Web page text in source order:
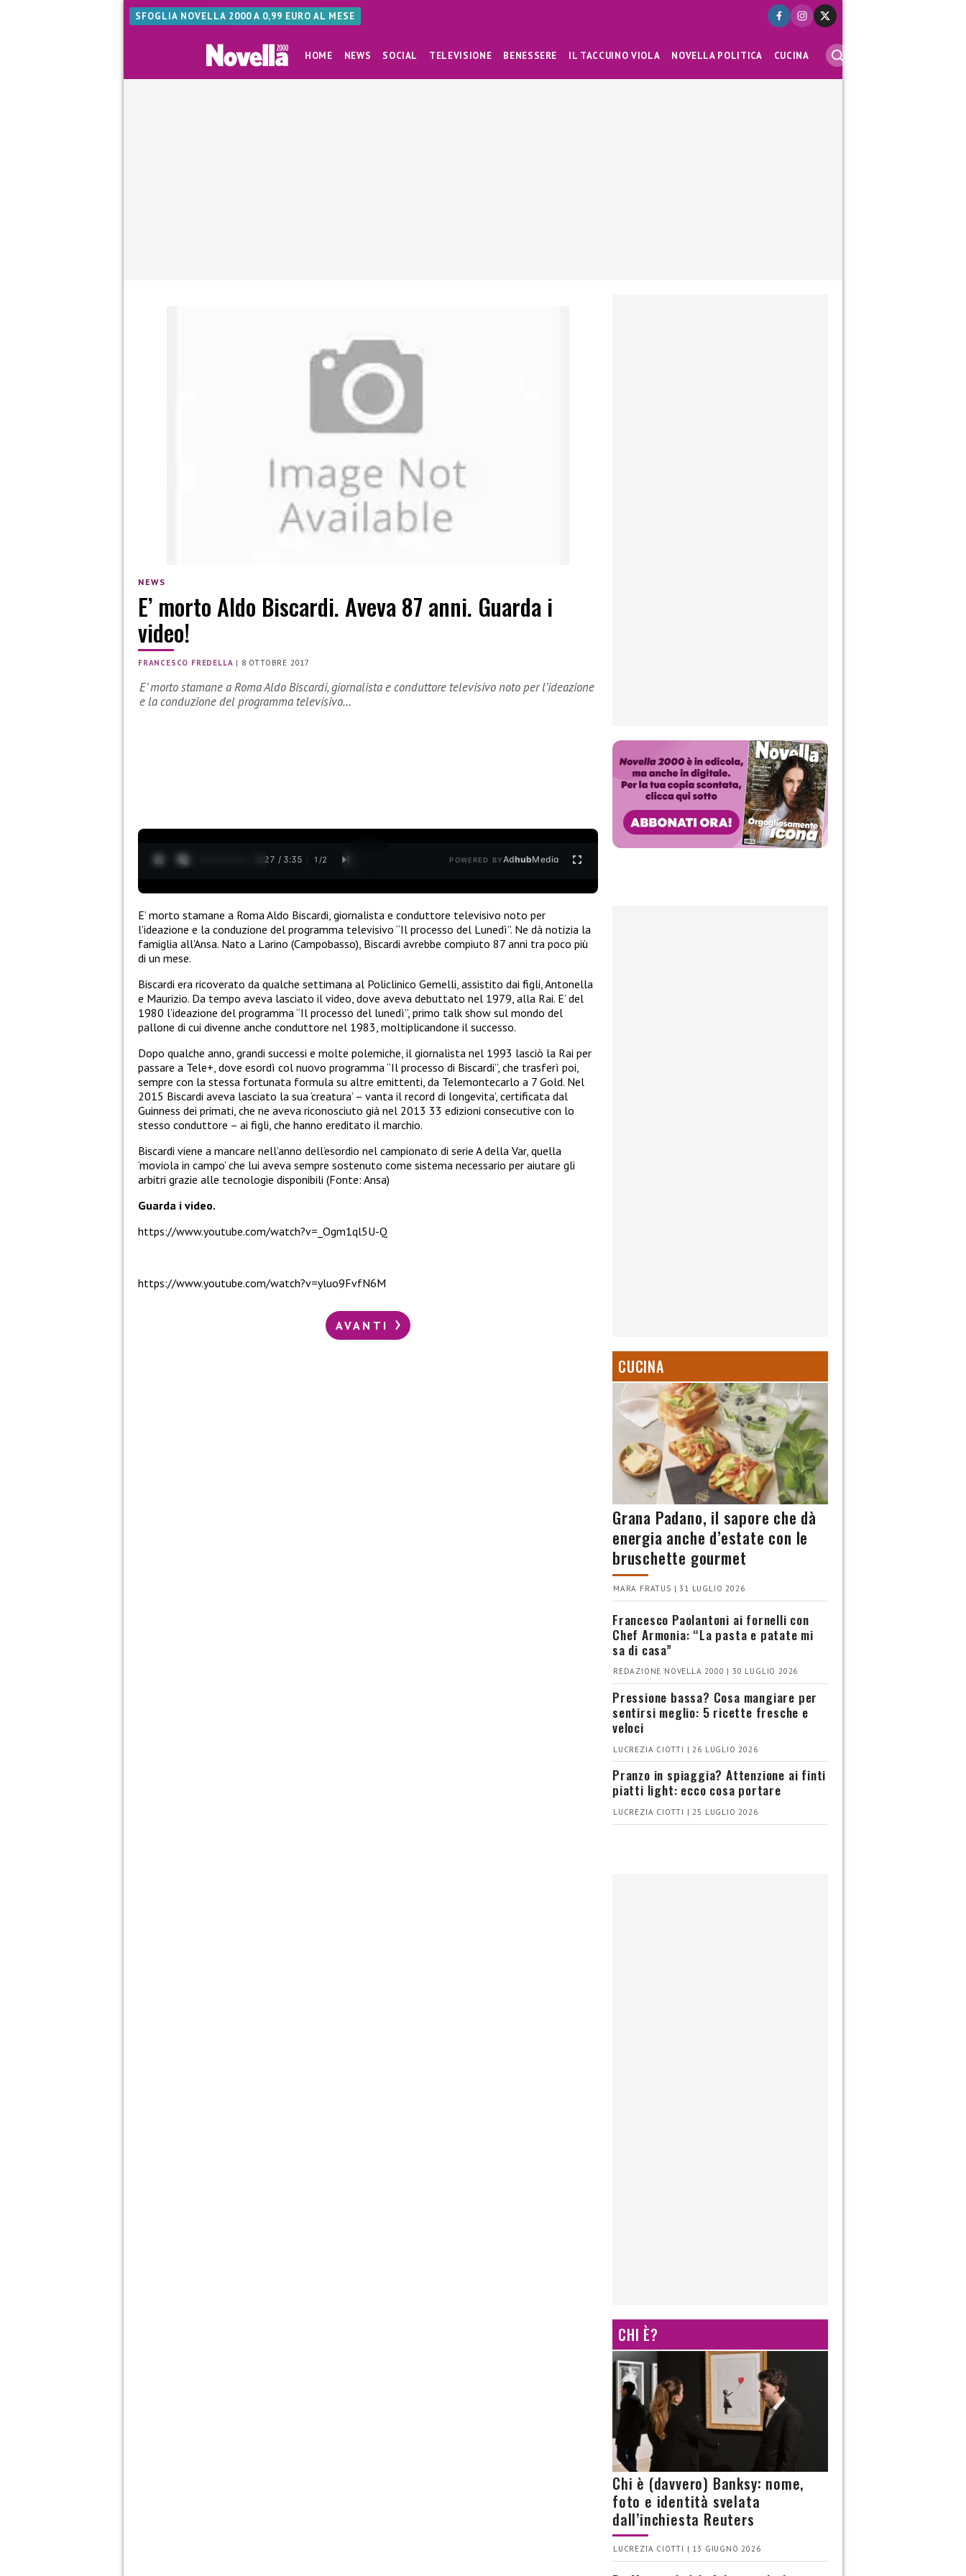
SFOGLIA NOVELLA 2000 A 0,99 EURO AL MESE
HOME NEWS SOCIAL TELEVISIONE BENESSERE IL TACCUINO VIOLA NOVELLA POLITICA CUCINA
NEWS
E’ morto Aldo Biscardi. Aveva 87 anni. Guarda i
video!
FRANCESCO FREDELLA | 8 OTTOBRE 2017
E’ morto stamane a Roma Aldo Biscardi, giornalista e conduttore televisivo noto per l’ideazione
e la conduzione del programma televisivo…
0:28 / 3:35 1 /2 POWERED BYAdhubMedia
E’ morto stamane a Roma Aldo Biscardi, giornalista e conduttore televisivo noto per
l’ideazione e la conduzione del programma televisivo “Il processo del Lunedì”. Ne dà notizia la
famiglia all’Ansa. Nato a Larino (Campobasso), Biscardi avrebbe compiuto 87 anni tra poco più
di un mese.
Biscardi era ricoverato da qualche settimana al Policlinico Gemelli, assistito dai figli, Antonella
e Maurizio. Da tempo aveva lasciato il video, dove aveva debuttato nel 1979, alla Rai. E’ del
1980 l’ideazione del programma “Il processo del lunedì”, primo talk show sul mondo del
pallone di cui divenne anche conduttore nel 1983, moltiplicandone il successo.
Dopo qualche anno, grandi successi e molte polemiche, il giornalista nel 1993 lasciò la Rai per
passare a Tele+, dove esordì col nuovo programma “Il processo di Biscardi”, che trasferì poi,
sempre con la stessa fortunata formula su altre emittenti, da Telemontecarlo a 7 Gold. Nel
2015 Biscardi aveva lasciato la sua ‘creatura’ – vanta il record di longevita’, certificata dal
Guinness dei primati, che ne aveva riconosciuto già nel 2013 33 edizioni consecutive con lo
stesso conduttore – ai figli, che hanno ereditato il marchio.
Biscardi viene a mancare nell’anno dell’esordio nel campionato di serie A della Var, quella
‘moviola in campo’ che lui aveva sempre sostenuto come sistema necessario per aiutare gli
arbitri grazie alle tecnologie disponibili (Fonte: Ansa)
Guarda i video.
https://www.youtube.com/watch?v=_Ogm1ql5U-Q
https://www.youtube.com/watch?v=yluo9FvfN6M
AVANTI
CUCINA
Grana Padano, il sapore che dà
energia anche d’estate con le
bruschette gourmet
MARA FRATUS | 31 LUGLIO 2026
Francesco Paolantoni ai fornelli con
Chef Armonia: “La pasta e patate mi
sa di casa”
REDAZIONE NOVELLA 2000 | 30 LUGLIO 2026
Pressione bassa? Cosa mangiare per
sentirsi meglio: 5 ricette fresche e
veloci
LUCREZIA CIOTTI | 26 LUGLIO 2026
Pranzo in spiaggia? Attenzione ai finti
piatti light: ecco cosa portare
LUCREZIA CIOTTI | 25 LUGLIO 2026
CHI È?
Chi è (davvero) Banksy: nome,
foto e identità svelata
dall’inchiesta Reuters
LUCREZIA CIOTTI | 13 GIUGNO 2026